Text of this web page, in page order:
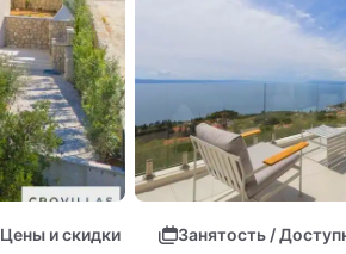
Цены и скидки Занятость /